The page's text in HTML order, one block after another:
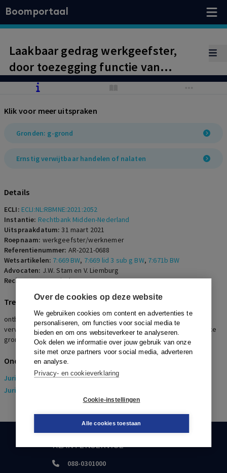
Over de cookies op deze website
We gebruiken cookies om content en advertenties te
personaliseren, om functies voor social media te
bieden en om ons websiteverkeer te analyseren.
Ook delen we informatie over jouw gebruik van onze
site met onze partners voor social media, adverteren
en analyse.
Privacy- en cookieverklaring
Cookie-instellingen
Alle cookies toestaan
Boomportaal
Laakbaar gedrag werkgeefster,
door toezegging functie van
vertegenwoordiger niet na te
onaanvaardbaar onder druk te
zetten akkoord te gaan met
arbeidsvoorwaarden resulteert in
billijke vergoeding van € 20.000
bruto (gelet op gedrag
werkgeefster en opleiding en
werkervaring werknemer).
Klik voor meer uitspraken
Gronden: g-grond
Ernstig verwijtbaar handelen of nalaten
Details
ECLI: ECLI:NL:RBMNE:2021:2052
Instantie: Rechtbank Midden-Nederland
Uitspraakdatum:31 maart 2021
Roepnaam: werkgeefster/werknemer
Referentienummer: AR-2021-0688
Wetsartikelen: 7:669 BW, 7:669 lid 3 sub g BW, 7:671b BW
Advocaten: J.W. Stam en V. Liemburg
Rechters:H.A.M. Pinckaers
Trefwoorden
ontbinding, g-grond, verstoorde arbeidsverhouding, ernstig
verwijtbaar handelen, billijke vergoeding, laakbaar gedrag, redelijke
grond
Onderwerpen
Juridisch> Arbeidsrecht
Juridisch
KLANTENSERVICE
088-0301000